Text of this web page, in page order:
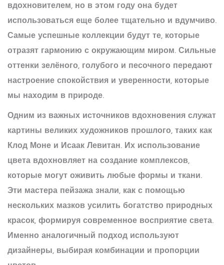
вдохновителем, но в этом году она будет
использоваться еще более тщательно и вдумчиво.
Самые успешные коллекции будут те, которые
отразят гармонию с окружающим миром. Сильные
оттенки зелёного, голубого и песочного передают
настроение спокойствия и уверенности, которые
мы находим в природе.
Одним из важных источников вдохновения служат
картины великих художников прошлого, таких как
Клод Моне и Исаак Левитан. Их использование
цвета вдохновляет на создание комплексов,
которые могут оживить любые формы и ткани.
Эти мастера пейзажа знали, как с помощью
нескольких мазков усилить богатство природных
красок, формируя современное восприятие света.
Именно аналогичный подход используют
дизайнеры, выбирая комбинации и пропорции